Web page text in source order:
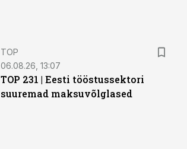
TOP
06.08.26, 13:07
TOP 231 | Eesti tööstussektori
suuremad maksuvõlglased